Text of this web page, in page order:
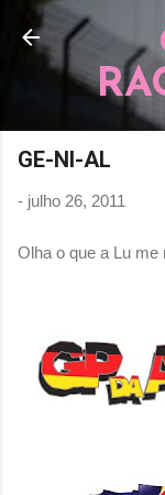
GE-NI-AL
- julho 26, 2011
Olha o que a Lu me